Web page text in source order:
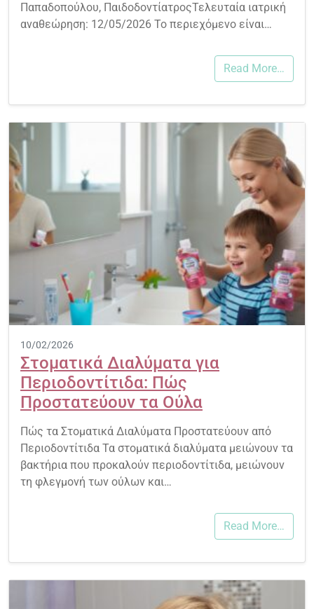
Παπαδοπούλου, ΠαιδοδοντίατροςΤελευταία ιατρική
αναθεώρηση: 12/05/2026 Το περιεχόμενο είναι…
Read More…
10/02/2026
Στοματικά Διαλύματα για
Περιοδοντίτιδα: Πώς
Προστατεύουν τα Ούλα
Πώς τα Στοματικά Διαλύματα Προστατεύουν από
Περιοδοντίτιδα Τα στοματικά διαλύματα μειώνουν τα
βακτήρια που προκαλούν περιοδοντίτιδα, μειώνουν
τη φλεγμονή των ούλων και…
Read More…